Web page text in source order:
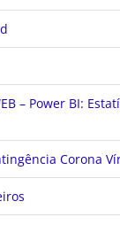
– Power BI:
Corona